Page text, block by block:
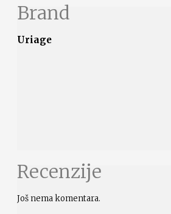
Brand
Uriage
Recenzije
Još nema komentara.